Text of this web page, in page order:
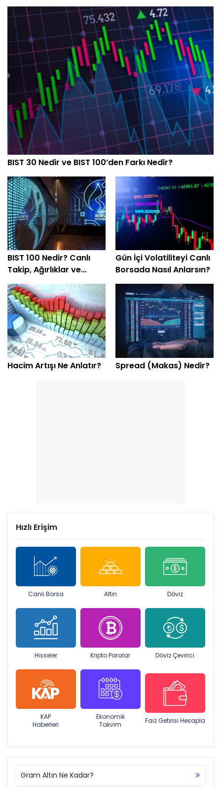
BIST 30 Nedir ve BIST 100’den Farkı Nedir?
BIST 100 Nedir? Canlı
Takip, Ağırlıklar ve
Endeks Hareketi Nasıl
Yorumlanır?
Gün İçi Volatiliteyi Canlı
Borsada Nasıl Anlarsın?
Hacim Artışı Ne Anlatır? Spread (Makas) Nedir?
Hızlı Erişim
Canlı Borsa Altın Döviz
Hisseler Kripto Paralar Döviz Çevirici
KAP
Haberleri
Ekonomik
Takvim
Faiz Getirisi Hesapla
Gram Altın Ne Kadar?